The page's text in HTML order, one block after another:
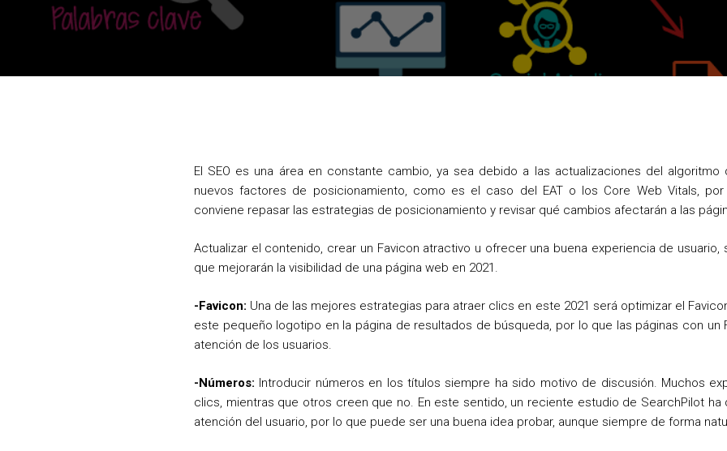
o
o
k
s
El SEO es una área en constante cambio, ya sea debido a las actualizaciones del
nuevos factores de posicionamiento, como es el caso del EAT o los Core Web Vitals,
conviene repasar las estrategias de posicionamiento y revisar qué cambios afectarán a las
Actualizar el contenido, crear un Favicon atractivo u ofrecer una buena experiencia de
que mejorarán la visibilidad de una página web en 2021.
-Favicon: Una de las mejores estrategias para atraer clics en este 2021 será optimizar el
este pequeño logotipo en la página de resultados de búsqueda, por lo que las páginas con un
atención de los usuarios.
-Números: Introducir números en los títulos siempre ha sido motivo de discusión. Muchos
clics, mientras que otros creen que no. En este sentido, un reciente estudio de SearchPilot
atención del usuario, por lo que puede ser una buena idea probar, aunque siempre de forma